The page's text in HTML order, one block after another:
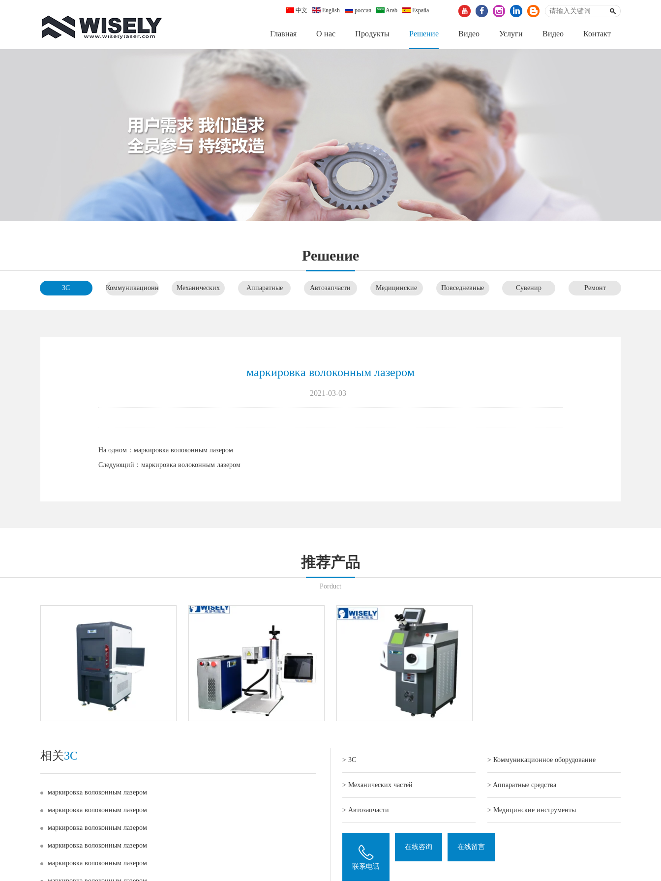
中文 English россия Arab España
Главная О нас Продукты Pешение Видео Услуги Видео Контакт
Pешение
3C
Коммуникационное
Механических
Aппаратные
Автозапчасти
Mедицинские
Повседневные
Cувенир
Pемонт
маркировка волоконным лазером
2021-03-03
На одном： маркировка волоконным лазером
Следующий： маркировка волоконным лазером
推荐产品
Porduct
相关3C
маркировка волоконным лазером
маркировка волоконным лазером
маркировка волоконным лазером
маркировка волоконным лазером
маркировка волоконным лазером
> 3C > Коммуникационное оборудование
> Механических частей > Aппаратные средства
> Автозапчасти > Mедицинские инструменты
联系电话
在线咨询 在线留言